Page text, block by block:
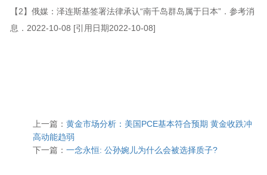
【2】俄媒：泽连斯基签署法律承认“南千岛群岛属于日本”．参考消
息．2022-10-08 [引用日期2022-10-08]
上一篇： 黄金市场分析：美国PCE基本符合预期 黄金收跌冲
高动能趋弱
下一篇： 一念永恒: 公孙婉儿为什么会被选择质子?